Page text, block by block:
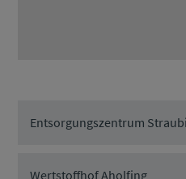
Entsorgungszentrum
Wertstoffhof Aholfing